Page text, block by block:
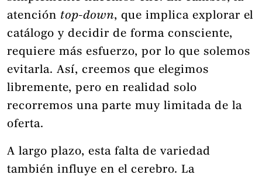
atención top-down, que implica explorar el
catálogo y decidir de forma consciente,
requiere más esfuerzo, por lo que solemos
evitarla. Así, creemos que elegimos
libremente, pero en realidad solo
recorremos una parte muy limitada de la
oferta.
A largo plazo, esta falta de variedad
también influye en el cerebro. La